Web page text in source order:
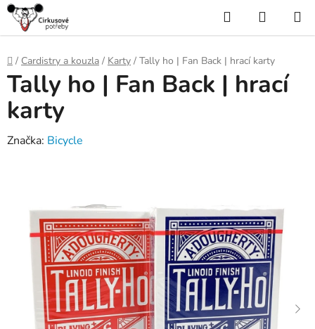
Přejít
obsah
Hledat
KOŠÍK
Domů
/ Cardistry a kouzla / Karty / Tally ho | Fan Back | hrací karty
Tally ho | Fan Back | hrací
karty
Značka: Bicycle